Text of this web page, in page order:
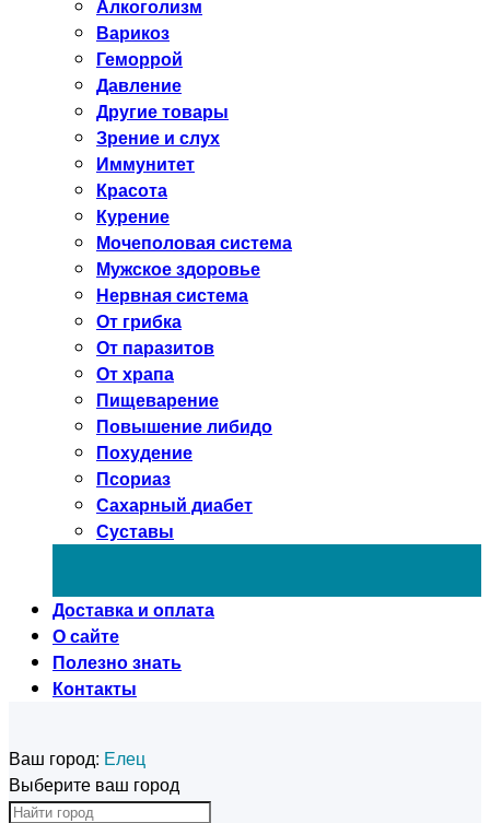
Алкоголизм
Варикоз
Геморрой
Давление
Другие товары
Зрение и слух
Иммунитет
Красота
Курение
Мочеполовая система
Мужское здоровье
Нервная система
От грибка
От паразитов
От храпа
Пищеварение
Повышение либидо
Похудение
Псориаз
Сахарный диабет
Суставы
Доставка и оплата
О сайте
Полезно знать
Контакты
Ваш город: Елец
Выберите ваш город